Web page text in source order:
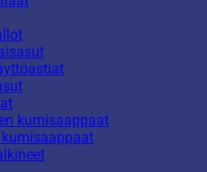
kumisaappaat
kumisaappaat